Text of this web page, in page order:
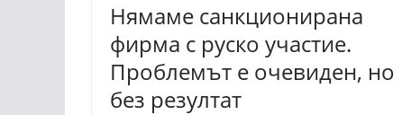
Нямаме санкционирана
фирма с руско участие.
Проблемът е очевиден, но
без резултат